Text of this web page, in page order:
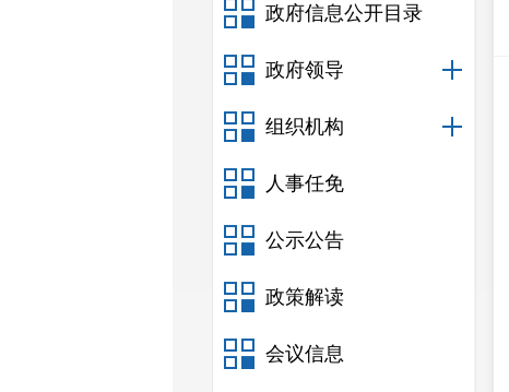
政府信息公开目录
政府领导
组织机构
人事任免
公示公告
政策解读
会议信息